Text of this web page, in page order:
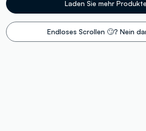
Laden Sie mehr
Endloses Scrollen 🙄? Nein